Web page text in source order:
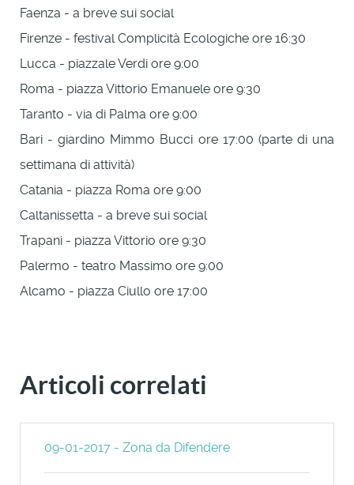
Faenza - a breve sui social
Firenze - festival Complicità Ecologiche ore 16:30
Lucca - piazzale Verdi ore 9:00
Roma - piazza Vittorio Emanuele ore 9:30
Taranto - via di Palma ore 9:00
Bari - giardino Mimmo Bucci ore 17:00 (parte di una
settimana di attività)
Catania - piazza Roma ore 9:00
Caltanissetta - a breve sui social
Trapani - piazza Vittorio ore 9:30
Palermo - teatro Massimo ore 9:00
Alcamo - piazza Ciullo ore 17:00
Articoli correlati
09-01-2017 - Zona da Difendere